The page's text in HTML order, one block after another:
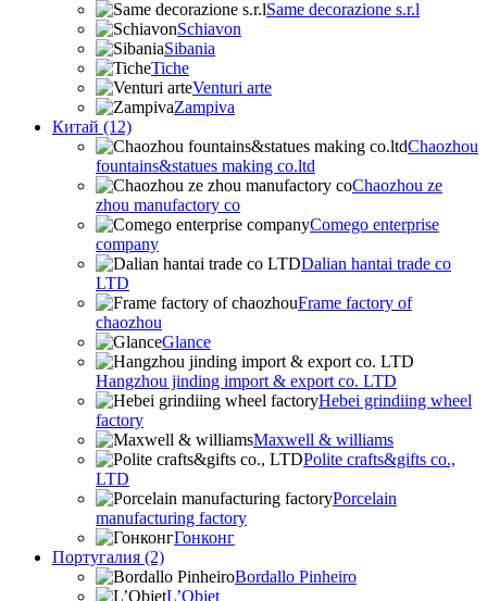
Same decorazione s.r.l
Schiavon
Sibania
Tiche
Venturi arte
Zampiva
Китай (12)
Chaozhou
fountains&statues making co.ltd
Chaozhou ze
zhou manufactory co
Comego enterprise
company
Dalian hantai trade co
LTD
Frame factory of
chaozhou
Glance
Hangzhou jinding import & export co. LTD
Hebei grindiing wheel
factory
Maxwell & williams
Polite crafts&gifts co.,
LTD
Porcelain
manufacturing factory
Гонконг
Португалия (2)
Bordallo Pinheiro
L’Objet